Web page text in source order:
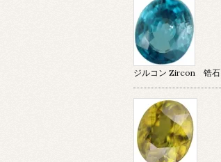
ジルコン Zircon 锆石